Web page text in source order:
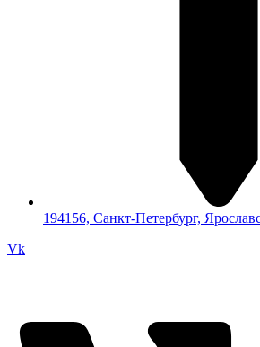
194156, Санкт-Петербург,
Vk